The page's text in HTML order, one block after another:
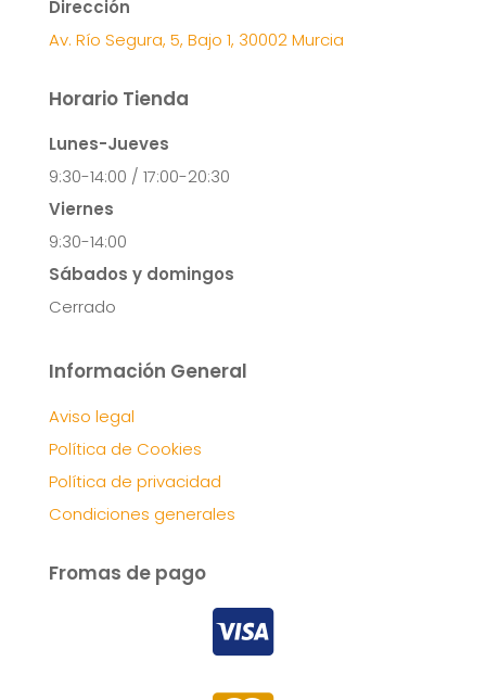
Dirección
Av. Río Segura, 5, Bajo 1, 30002 Murcia
Horario Tienda
Lunes-Jueves
9:30-14:00 / 17:00-20:30
Viernes
9:30-14:00
Sábados y domingos
Cerrado
Información General
Aviso legal
Política de Cookies
Política de privacidad
Condiciones generales
Fromas de pago
